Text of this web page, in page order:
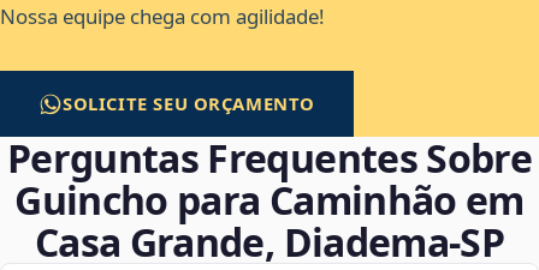
Nossa equipe chega com agilidade!
SOLICITE SEU ORÇAMENTO
Perguntas Frequentes Sobre
Guincho para Caminhão em
Casa Grande, Diadema‑SP